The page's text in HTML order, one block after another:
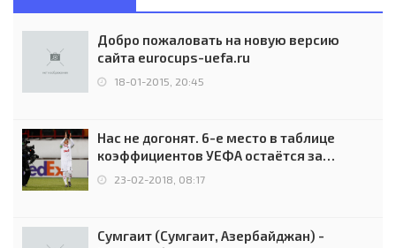
Добро пожаловать на новую версию
сайта eurocups-uefa.ru
18-01-2015, 20:45
Нас не догонят. 6-е место в таблице
коэффициентов УЕФА остаётся за
Россией
23-02-2018, 08:17
Сумгаит (Сумгаит, Азербайджан) -